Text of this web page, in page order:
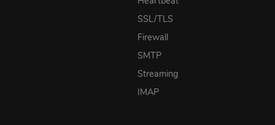
SSL/TLS
Firewall
SMTP
Streaming
IMAP